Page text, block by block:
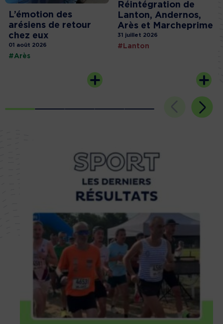
L’émotion des
arésiens de retour
chez eux
01 août 2026
#Arès
Réintégration de
Lanton, Andernos,
Arès et Marcheprime
31 juillet 2026
#Lanton